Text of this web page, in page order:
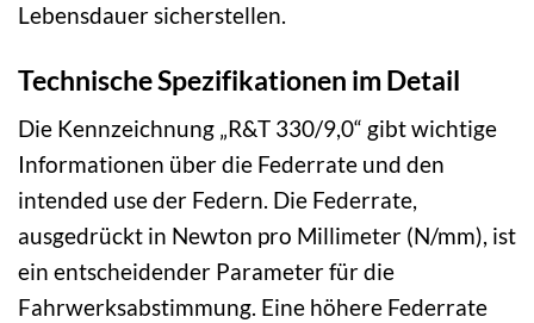
Lebensdauer sicherstellen.
Technische Spezifikationen im Detail
Die Kennzeichnung „R&T 330/9,0“ gibt wichtige
Informationen über die Federrate und den
intended use der Federn. Die Federrate,
ausgedrückt in Newton pro Millimeter (N/mm), ist
ein entscheidender Parameter für die
Fahrwerksabstimmung. Eine höhere Federrate